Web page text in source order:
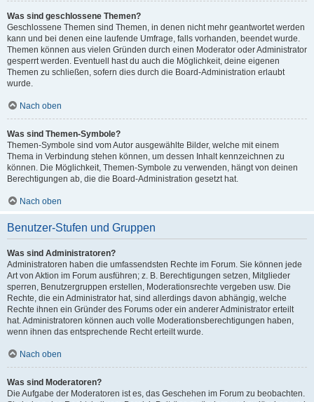
Was sind geschlossene Themen?
Geschlossene Themen sind Themen, in denen nicht mehr geantwortet werden
kann und bei denen eine laufende Umfrage, falls vorhanden, beendet wurde.
Themen können aus vielen Gründen durch einen Moderator oder Administrator
gesperrt werden. Eventuell hast du auch die Möglichkeit, deine eigenen
Themen zu schließen, sofern dies durch die Board-Administration erlaubt
wurde.
Nach oben
Was sind Themen-Symbole?
Themen-Symbole sind vom Autor ausgewählte Bilder, welche mit einem
Thema in Verbindung stehen können, um dessen Inhalt kennzeichnen zu
können. Die Möglichkeit, Themen-Symbole zu verwenden, hängt von deinen
Berechtigungen ab, die die Board-Administration gesetzt hat.
Nach oben
Benutzer-Stufen und Gruppen
Was sind Administratoren?
Administratoren haben die umfassendsten Rechte im Forum. Sie können jede
Art von Aktion im Forum ausführen; z. B. Berechtigungen setzen, Mitglieder
sperren, Benutzergruppen erstellen, Moderationsrechte vergeben usw. Die
Rechte, die ein Administrator hat, sind allerdings davon abhängig, welche
Rechte ihnen ein Gründer des Forums oder ein anderer Administrator erteilt
hat. Administratoren können auch volle Moderationsberechtigungen haben,
wenn ihnen das entsprechende Recht erteilt wurde.
Nach oben
Was sind Moderatoren?
Die Aufgabe der Moderatoren ist es, das Geschehen im Forum zu beobachten.